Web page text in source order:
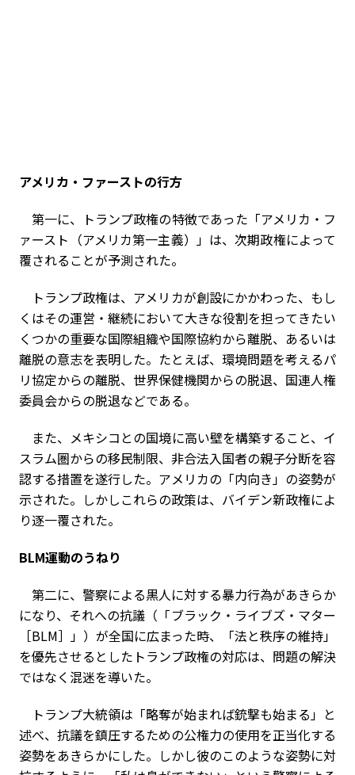
アメリカ・ファーストの行方
第一に、トランプ政権の特徴であった「アメリカ・フ
ァースト（アメリカ第一主義）」は、次期政権によって
覆されることが予測された。
トランプ政権は、アメリカが創設にかかわった、もし
くはその運営・継続において大きな役割を担ってきたい
くつかの重要な国際組織や国際協約から離脱、あるいは
離脱の意志を表明した。たとえば、環境問題を考えるパ
リ協定からの離脱、世界保健機関からの脱退、国連人権
委員会からの脱退などである。
また、メキシコとの国境に高い壁を構築すること、イ
スラム圏からの移民制限、非合法入国者の親子分断を容
認する措置を遂行した。アメリカの「内向き」の姿勢が
示された。しかしこれらの政策は、バイデン新政権によ
り逐一覆された。
BLM運動のうねり
第二に、警察による黒人に対する暴力行為があきらか
になり、それへの抗議（「ブラック・ライブズ・マター
［BLM］」）が全国に広まった時、「法と秩序の維持」
を優先させるとしたトランプ政権の対応は、問題の解決
ではなく混迷を導いた。
トランプ大統領は「略奪が始まれば銃撃も始まる」と
述べ、抗議を鎮圧するための公権力の使用を正当化する
姿勢をあきらかにした。しかし彼のこのような姿勢に対